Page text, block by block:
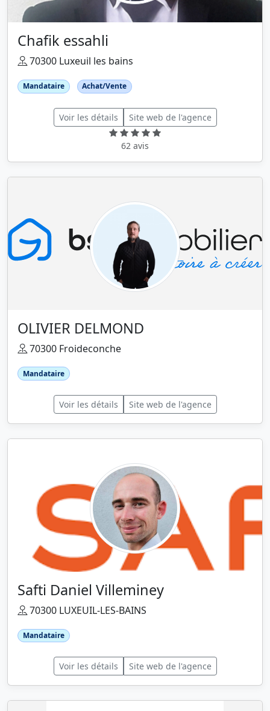
Chafik essahli
70300 Luxeuil les bains
Mandataire Achat/Vente
Voir les détails Site web de l'agence
62 avis
OLIVIER DELMOND
70300 Froideconche
Mandataire
Voir les détails Site web de l'agence
Safti Daniel Villeminey
70300 LUXEUIL-LES-BAINS
Mandataire
Voir les détails Site web de l'agence